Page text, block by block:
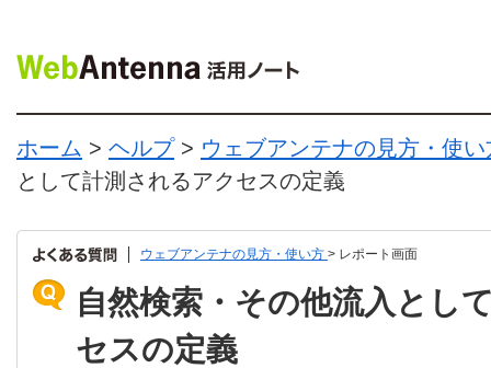
ホーム > ヘルプ> ウェブアンテナの見方・使い
として計測されるアクセスの定義
ウェブアンテナの見方・使い方 > レポート画面
自然検索・その他流入とし
セスの定義